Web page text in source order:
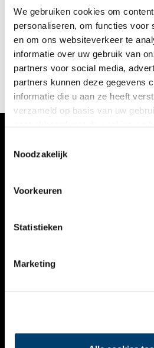
We gebruiken cookies om
personaliseren, om functies voor
en om ons websiteverkeer te
informatie over uw gebruik van
partners voor social media,
partners kunnen deze gegevens
informatie die u aan ze heeft
verzameld op basis van uw
Noodzakelijk
Voorkeuren
Statistieken
Marketing
In de Bensdorpfabriek, waar nog niet
Brosrepen werden geproduceerd,
In 2018 nemen de eerste bewoners
VERHALEN
KALENDER
THEMA’S
VIDEO’S
CONTACT